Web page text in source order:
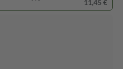
11,45 €